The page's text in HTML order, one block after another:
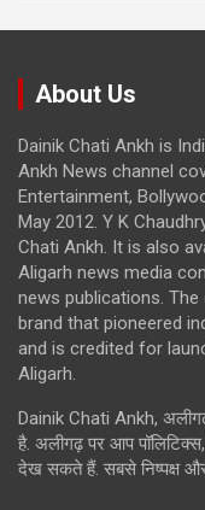
About Us
Dainik Chati Ankh is
Ankh News channel
Entertainment,
May 2012. Y K
Chati Ankh. It is also
Aligarh news media
news publications.
brand that pioneered
and is credited for
Aligarh.
Dainik Chati Ankh,
है. अलीगढ़ पर आप
देख सकते हैं. सबसे निष्पक्ष और